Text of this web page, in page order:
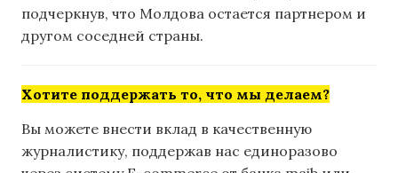
подчеркнув, что Молдова остается партнером и
другом соседней страны.
Хотите поддержать то, что мы делаем?
Вы можете внести вклад в качественную
журналистику, поддержав нас единоразово